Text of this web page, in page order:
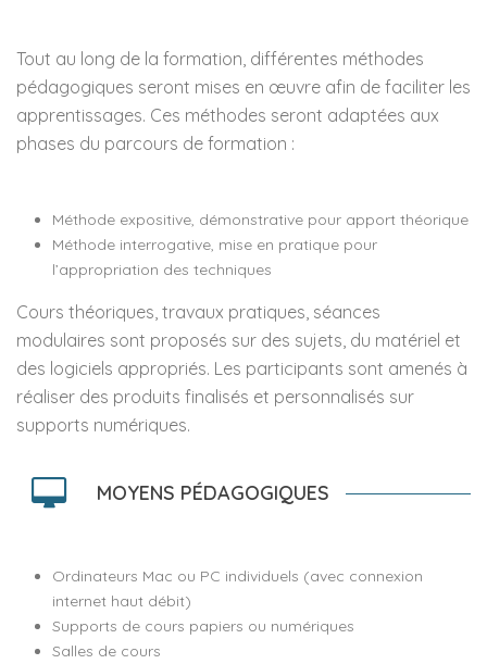
Tout au long de la formation, différentes méthodes
pédagogiques seront mises en œuvre afin de faciliter les
apprentissages. Ces méthodes seront adaptées aux
phases du parcours de formation :
Méthode expositive, démonstrative pour apport théorique
Méthode interrogative, mise en pratique pour
l’appropriation des techniques
Cours théoriques, travaux pratiques, séances
modulaires sont proposés sur des sujets, du matériel et
des logiciels appropriés. Les participants sont amenés à
réaliser des produits finalisés et personnalisés sur
supports numériques.
MOYENS PÉDAGOGIQUES
Ordinateurs Mac ou PC individuels (avec connexion
internet haut débit)
Supports de cours papiers ou numériques
Salles de cours